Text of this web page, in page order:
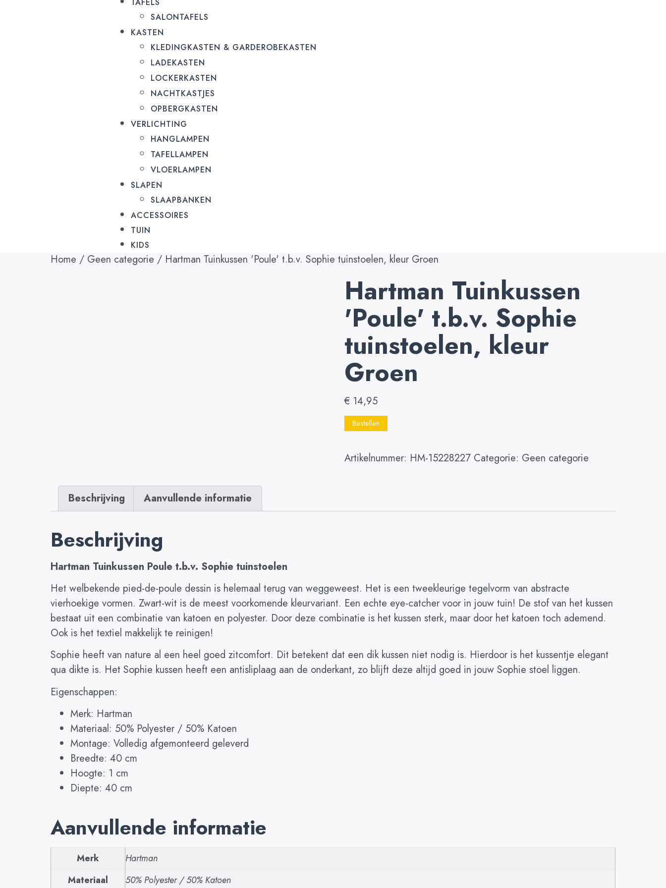
SALONTAFELS
KASTEN
KLEDINGKASTEN & GARDEROBEKASTEN
LADEKASTEN
LOCKERKASTEN
NACHTKASTJES
OPBERGKASTEN
VERLICHTING
HANGLAMPEN
TAFELLAMPEN
VLOERLAMPEN
SLAPEN
SLAAPBANKEN
ACCESSOIRES
TUIN
KIDS
Home / Geen categorie / Hartman Tuinkussen 'Poule' t.b.v. Sophie tuinstoelen, kleur Groen
Hartman Tuinkussen
'Poule' t.b.v. Sophie
tuinstoelen, kleur
Groen
€ 14,95
Bestellen
Artikelnummer: HM-15228227 Categorie: Geen categorie
Beschrijving Aanvullende informatie
Beschrijving
Hartman Tuinkussen Poule t.b.v. Sophie tuinstoelen
Het welbekende pied-de-poule dessin is helemaal terug van weggeweest. Het is een tweekleurige tegelvorm van abstracte
vierhoekige vormen. Zwart-wit is de meest voorkomende kleurvariant. Een echte eye-catcher voor in jouw tuin! De stof van het kussen
bestaat uit een combinatie van katoen en polyester. Door deze combinatie is het kussen sterk, maar door het katoen toch ademend.
Ook is het textiel makkelijk te reinigen!
Sophie heeft van nature al een heel goed zitcomfort. Dit betekent dat een dik kussen niet nodig is. Hierdoor is het kussentje elegant
qua dikte is. Het Sophie kussen heeft een antisliplaag aan de onderkant, zo blijft deze altijd goed in jouw Sophie stoel liggen.
Eigenschappen:
Merk: Hartman
Materiaal: 50% Polyester / 50% Katoen
Montage: Volledig afgemonteerd geleverd
Breedte: 40 cm
Hoogte: 1 cm
Diepte: 40 cm
Aanvullende informatie
Merk
Hartman
Materiaal
50% Polyester / 50% Katoen